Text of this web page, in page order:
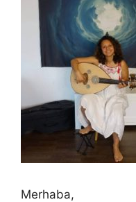
Merhaba,